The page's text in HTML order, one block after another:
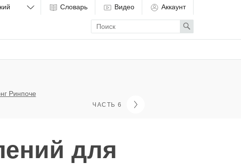
Словарь Видео Аккаунт
Enter
search
term
Search
Ринпоче
ЧАСТЬ 6
для